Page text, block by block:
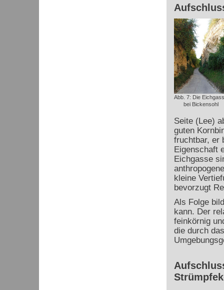
Abb. 7: Die
bei Bickensohl
Seite (Lee)
guten
fruchtbar, er
Eigenschaft
Eichgasse
kleine
bevorzugt
Als Folge
kann. Der
feinkörnig
die durch